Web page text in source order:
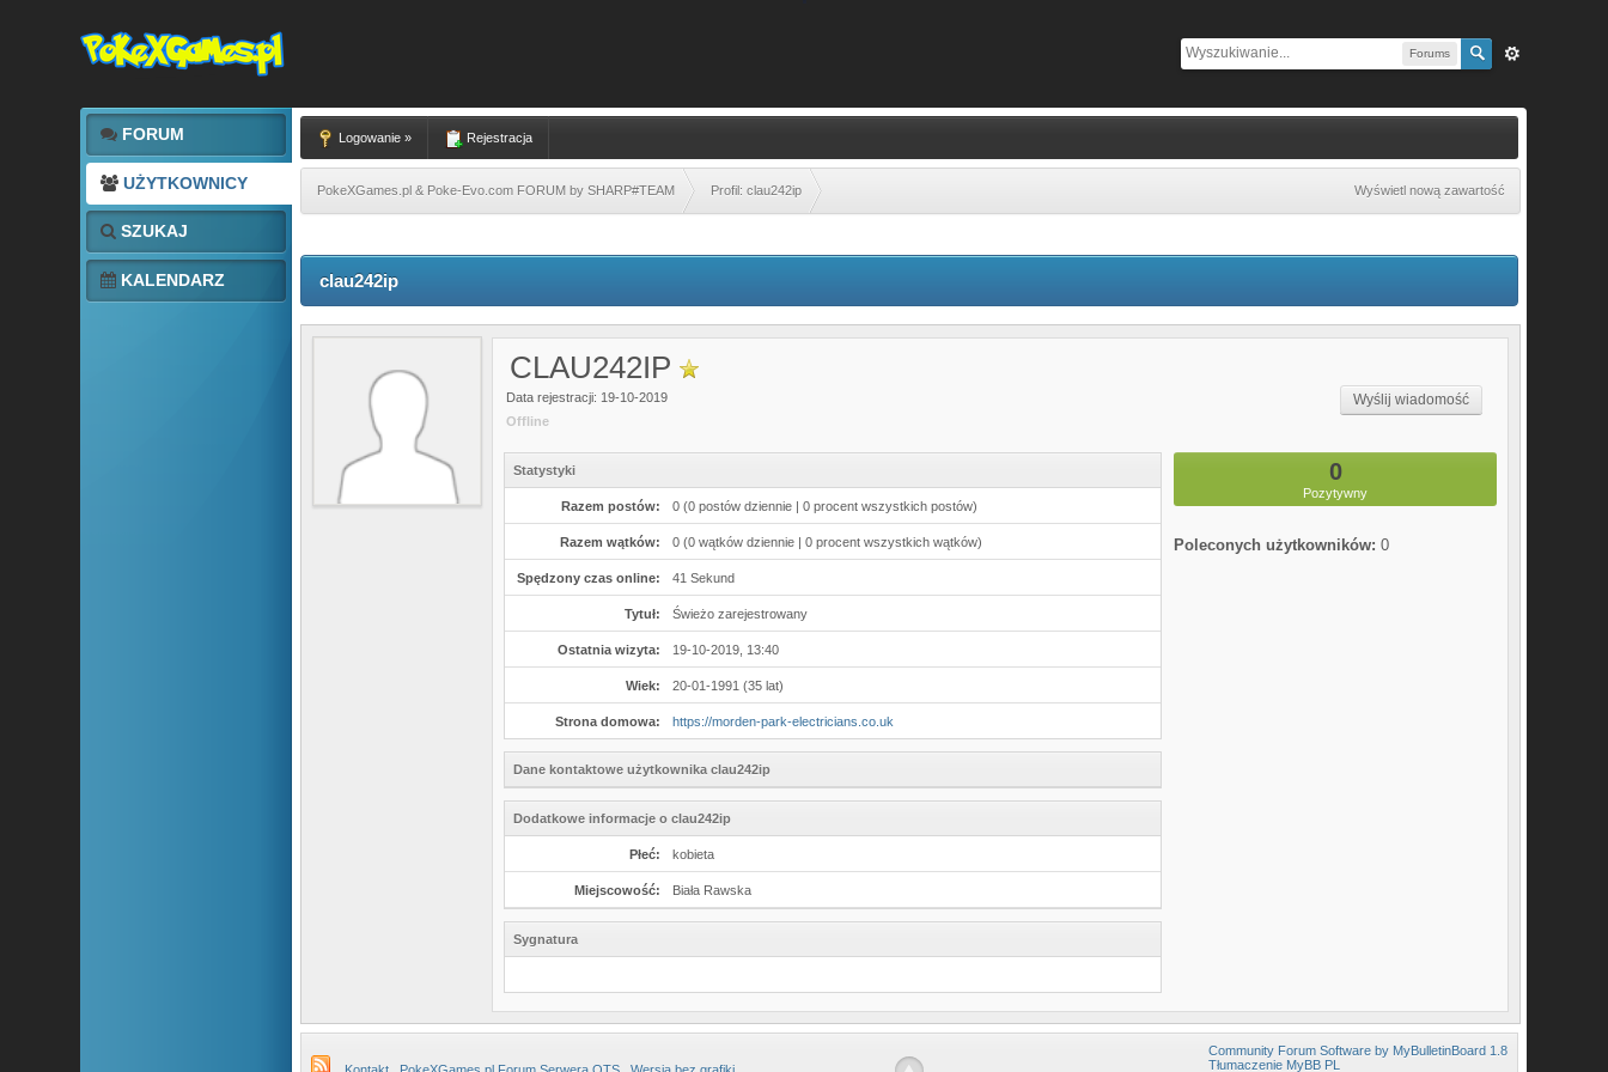
Forums
FORUM
UŻYTKOWNICY
SZUKAJ
KALENDARZ
Logowanie » Rejestracja
PokeXGames.pl & Poke-Evo.com FORUM by SHARP#TEAM Profil: clau242ip Wyświetl nową zawartość
clau242ip
CLAU242IP
Data rejestracji: 19-10-2019
Offline
Wyślij wiadomość
Statystyki
Razem postów: 0 (0 postów dziennie | 0 procent wszystkich postów)
Razem wątków: 0 (0 wątków dziennie | 0 procent wszystkich wątków)
Spędzony czas online: 41 Sekund
Tytuł: Świeżo zarejestrowany
Ostatnia wizyta: 19-10-2019, 13:40
Wiek: 20-01-1991 (35 lat)
Strona domowa: https://morden-park-electricians.co.uk
Dane kontaktowe użytkownika clau242ip
Dodatkowe informacje o clau242ip
Płeć: kobieta
Miejscowość: Biała Rawska
Sygnatura
0
Pozytywny
Poleconych użytkowników: 0
Community Forum Software by MyBulletinBoard 1.8
Tłumaczenie MyBB PL